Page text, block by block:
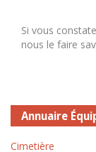
Si vous
nous le faire
Annuaire
Cimetière